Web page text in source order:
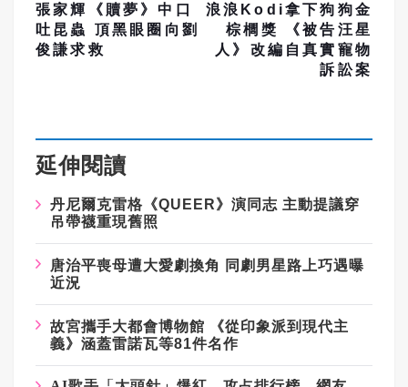
張家輝《贖夢》中口
吐昆蟲 頂黑眼圈向劉
俊謙求救
浪浪Kodi拿下狗狗金
棕櫚獎 《被告汪星
人》改編自真實寵物
訴訟案
延伸閱讀
丹尼爾克雷格《QUEER》演同志 主動提議穿
吊帶襪重現舊照
唐治平喪母遭大愛劇換角
同劇男星路上巧遇曝
近況
故宮攜手大都會博物館
《從印象派到現代主
義》涵蓋雷諾瓦等81件名作